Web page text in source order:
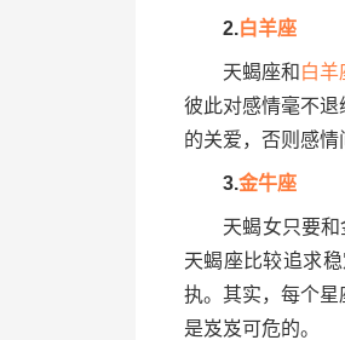
2.白羊座
天蝎座和 白羊
彼此对感情毫不
的关爱，否则感情
3.金牛座
天蝎女只要和金
天蝎座比较追求
执。其实，每个
是岌岌可危的。